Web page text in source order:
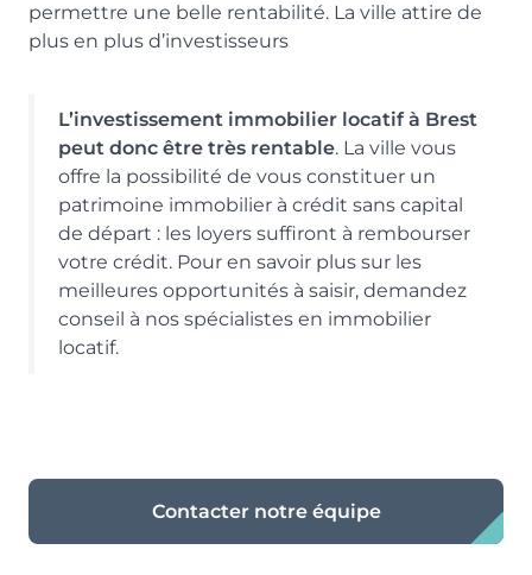
permettre une belle rentabilité. La ville attire de
plus en plus d’investisseurs
L’investissement immobilier locatif à Brest
peut donc être très rentable. La ville vous
offre la possibilité de vous constituer un
patrimoine immobilier à crédit sans capital
de départ : les loyers suffiront à rembourser
votre crédit. Pour en savoir plus sur les
meilleures opportunités à saisir, demandez
conseil à nos spécialistes en immobilier
locatif.
Contacter notre équipe